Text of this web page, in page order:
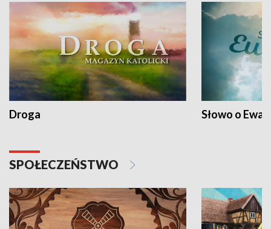
Droga Słowo o
SPOŁECZEŃSTWO